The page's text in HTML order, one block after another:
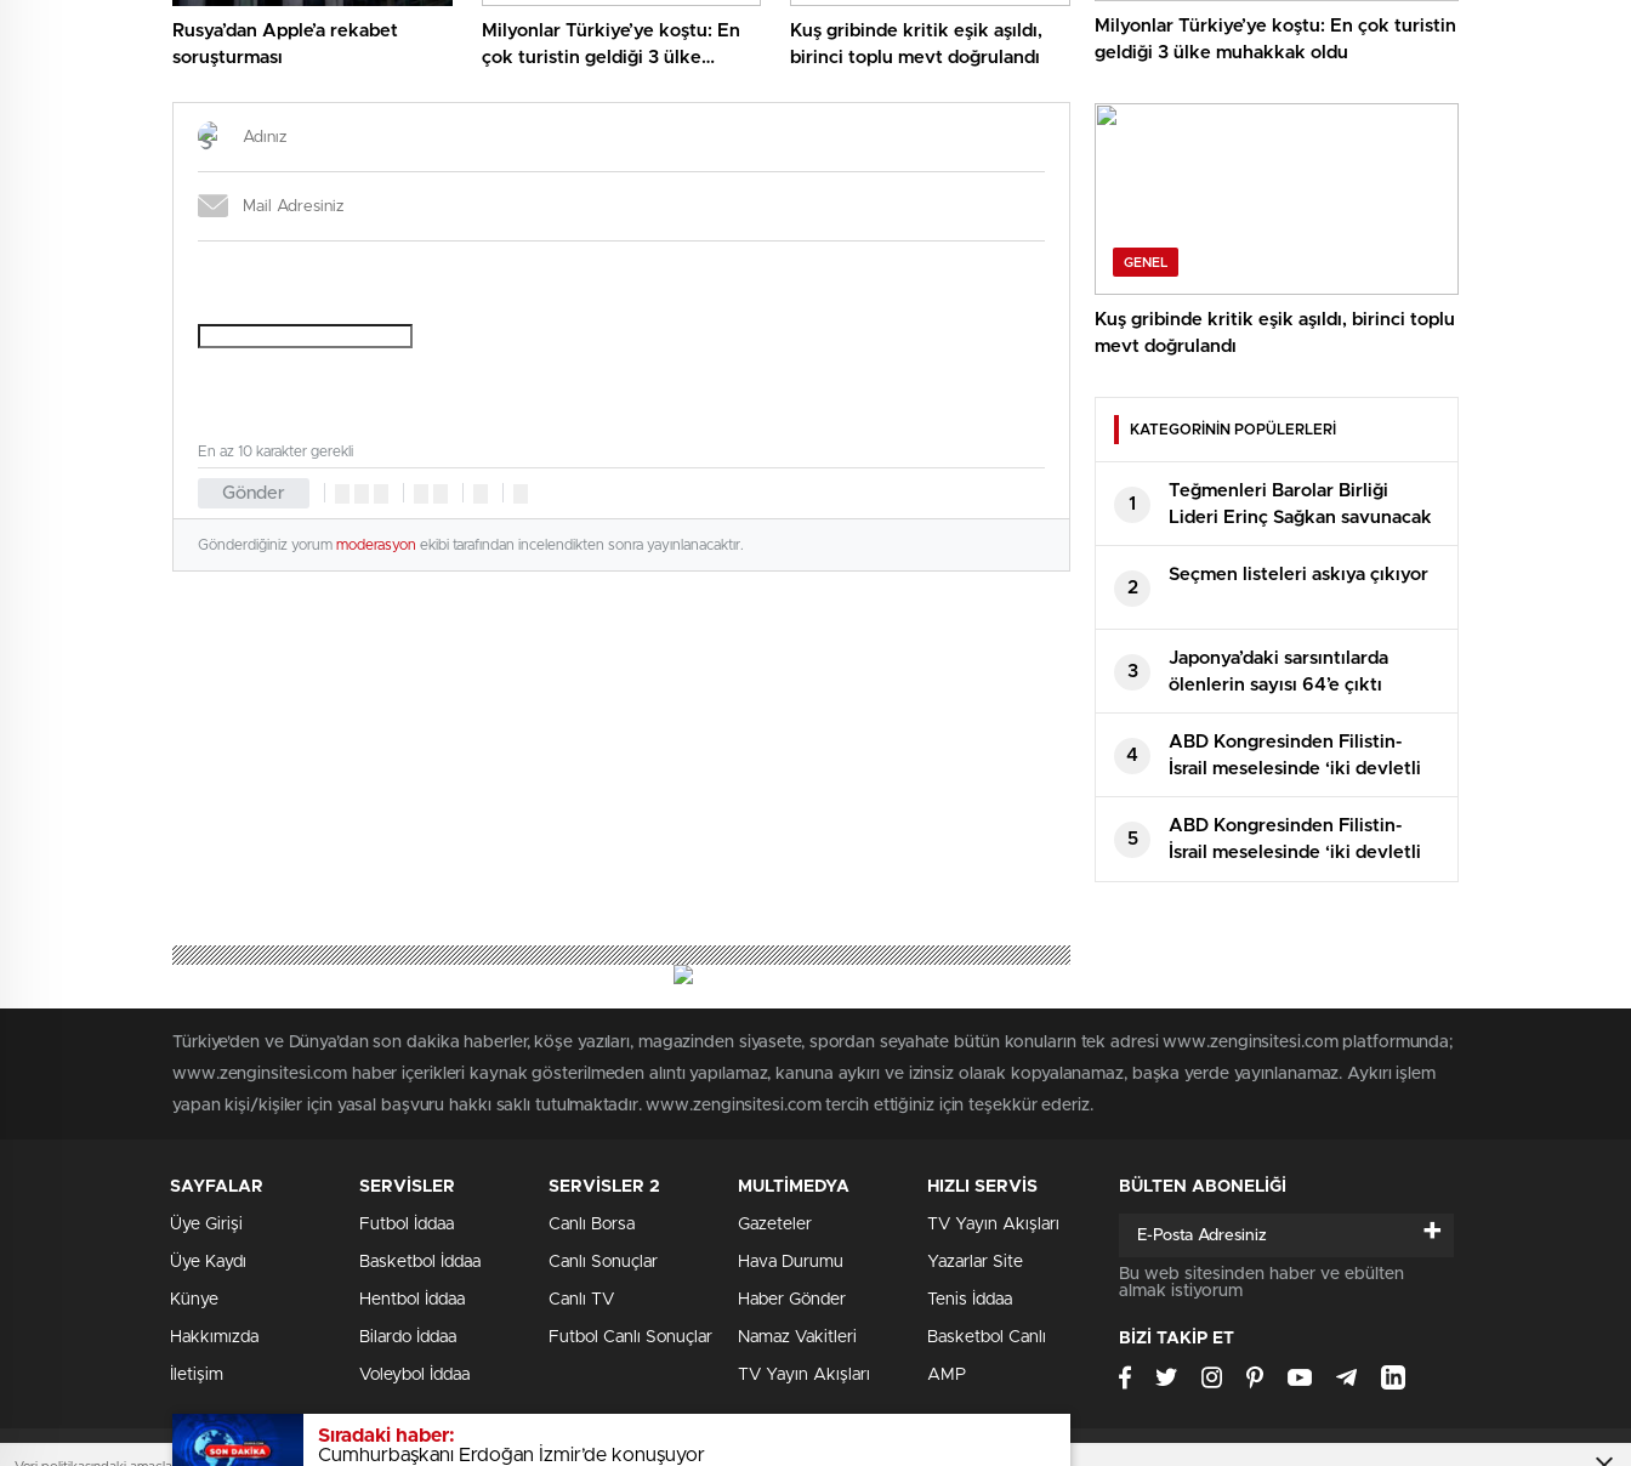
Rusya’dan Apple’a rekabet
soruşturması
Milyonlar Türkiye’ye koştu: En
çok turistin geldiği 3 ülke
Kuş gribinde kritik eşik aşıldı,
birinci toplu mevt doğrulandı
Gönder
En az 10 karakter gerekli
Gönderdiğiniz yorum moderasyon ekibi tarafından incelendikten sonra yayınlanacaktır.
Sıradaki haber:
Cumhurbaşkanı Erdoğan İzmir’de konuşuyor
Milyonlar Türkiye’ye koştu: En çok turistin
geldiği 3 ülke muhakkak oldu
GENEL
Kuş gribinde kritik eşik aşıldı, birinci toplu
mevt doğrulandı
KATEGORİNİN POPÜLERLERİ
1
Teğmenleri Barolar Birliği
Lideri Erinç Sağkan savunacak
(Erinç Sağkan kimdir?)
2
Seçmen listeleri askıya çıkıyor
3
Japonya’daki sarsıntılarda
ölenlerin sayısı 64’e çıktı
4
ABD Kongresinden Filistin-
İsrail meselesinde ‘iki devletli
çözüme’ destek
5
ABD Kongresinden Filistin-
İsrail meselesinde ‘iki devletli
çözüme’ destek tasarısı
Türkiye'den ve Dünya’dan son dakika haberler, köşe yazıları, magazinden siyasete, spordan seyahate bütün konuların tek adresi www.zenginsitesi.com platformunda;
www.zenginsitesi.com haber içerikleri kaynak gösterilmeden alıntı yapılamaz, kanuna aykırı ve izinsiz olarak kopyalanamaz, başka yerde yayınlanamaz. Aykırı işlem
yapan kişi/kişiler için yasal başvuru hakkı saklı tutulmaktadır. www.zenginsitesi.com tercih ettiğiniz için teşekkür ederiz.
SAYFALAR
Üye Girişi
Üye Kaydı
Künye
Hakkımızda
İletişim
SERVİSLER
Futbol İddaa
Basketbol İddaa
Hentbol İddaa
Bilardo İddaa
Voleybol İddaa
SERVİSLER 2
Canlı Borsa
Canlı Sonuçlar
Canlı TV
Futbol Canlı Sonuçlar
MULTİMEDYA
Gazeteler
Hava Durumu
Haber Gönder
Namaz Vakitleri
TV Yayın Akışları
HIZLI SERVİS
TV Yayın Akışları
Yazarlar Site
Tenis İddaa
Basketbol Canlı
AMP
BÜLTEN ABONELİĞİ
+
Bu web sitesinden haber ve ebülten
almak istiyorum
BİZİ TAKİP ET
www.zenginsitesi.com